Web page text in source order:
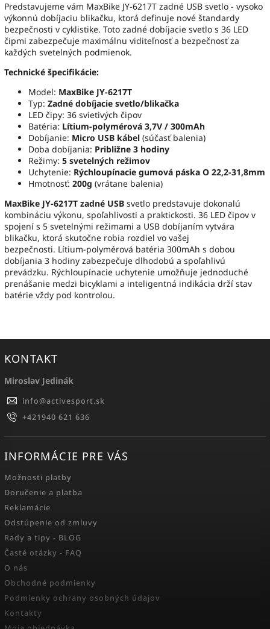
Predstavujeme vám MaxBike JY-6217T zadné USB svetlo - vysoko
výkonnú dobíjaciu blikačku, ktorá definuje nové štandardy
bezpečnosti v cyklistike. Toto zadné dobíjacie svetlo s 36 LED
čipmi zabezpečuje maximálnu viditeľnosť a bezpečnosť za
každých svetelných podmienok.
Technické špecifikácie:
Model: MaxBike JY-6217T
Typ: Zadné dobíjacie svetlo/blikačka
LED čipy: 36 svietivých čipov
Batéria: Lítium-polymérová 3,7V / 300mAh
Dobíjanie: Micro USB kábel (súčasť balenia)
Doba dobíjania: Približne 3 hodiny
Režimy: 5 svetelných režimov
Uchytenie: Rýchloupínacie gumová páska O 22,2-31,8mm
Hmotnosť: 200g (vrátane balenia)
MaxBike JY-6217T zadné USB svetlo predstavuje dokonalú
kombináciu výkonu, spoľahlivosti a praktickosti. 36 LED čipov v
spojení s 5 svetelnými režimami a USB dobíjaním vytvára
blikačku, ktorá skutočne robia rozdiel vo vašej
bezpečnosti. Lítium-polymérová batéria 300mAh s dobou
dobíjania 3 hodiny zabezpečuje dlhodobú a spoľahlivú
prevádzku. Rýchloupínacie uchytenie umožňuje jednoduché
prenášanie medzi bicyklami a inteligentná indikácia drží stav
batérie vždy pod kontrolou.
KONTAKT
Miroslav Jedinák
info@activesport.sk
+421940 621 636
INFORMÁCIE PRE VÁS
Možnosti platby
Doručenie a platba
Reklamácie
Odstúpenie od zmluvy
Rady a tipy - BLOG
Časté otázky - FAQ
O nás
Obchodné podmienky
Podmienky ochrany osobných údajov
Kontakty